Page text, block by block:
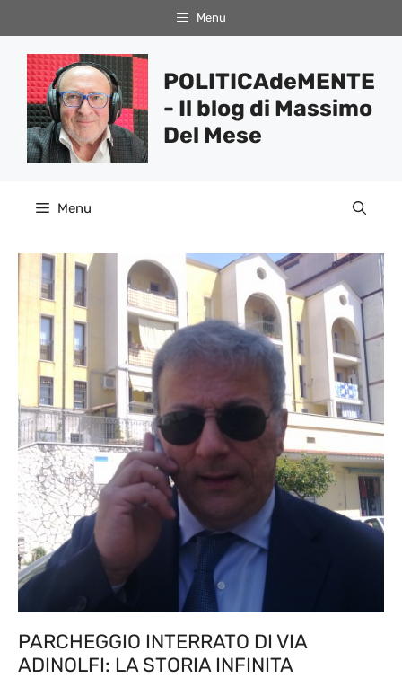
al
contenuto
Menu
POLITICAdeMENTE
- Il blog di Massimo
Del Mese
Menu
PARCHEGGIO INTERRATO DI VIA
ADINOLFI: LA STORIA INFINITA